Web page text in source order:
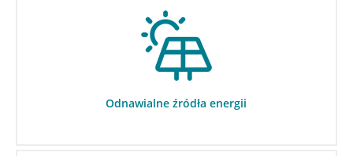
Odnawialne źródła energii